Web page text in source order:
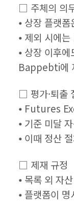
□ 주체의 의
⦁ 상장 플랫
⦁ 제외 시에
⦁ 상장 이후
Bappebti에
□ 평가·퇴출
⦁ Futures
⦁ 기준 미달
⦁ 이때 정산
□ 제재 규정
⦁ 목록 외 자
⦁ 플랫폼이